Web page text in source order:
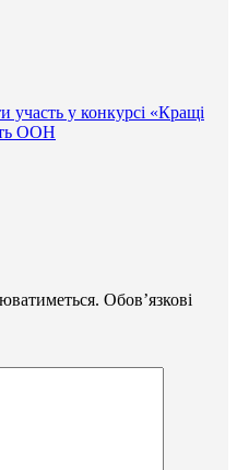
участь у конкурсі «Кращі
ООН
Обов’язкові